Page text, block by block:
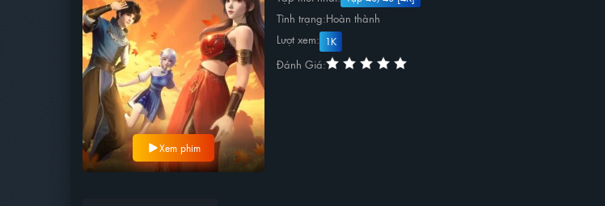
Xem phim
Tình trạng:Hoàn thành
Lượt xem: 1K
Đánh Giá: